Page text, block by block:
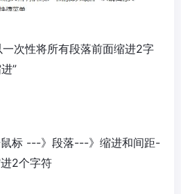
次性将所有段落前面缩进2字
”
标 ---》段落---》缩进和间距-
2个字符